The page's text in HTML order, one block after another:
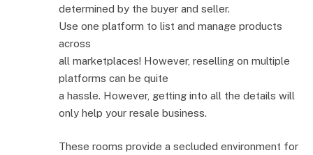
determined by the buyer and seller.
Use one platform to list and manage products
across
all marketplaces! However, reselling on multiple
platforms can be quite
a hassle. However, getting into all the details will
only help your resale business.
These rooms provide a secluded environment for